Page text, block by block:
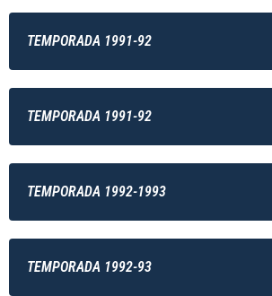
TEMPORADA 1991-92
TEMPORADA 1991-92
TEMPORADA 1992-1993
TEMPORADA 1992-93